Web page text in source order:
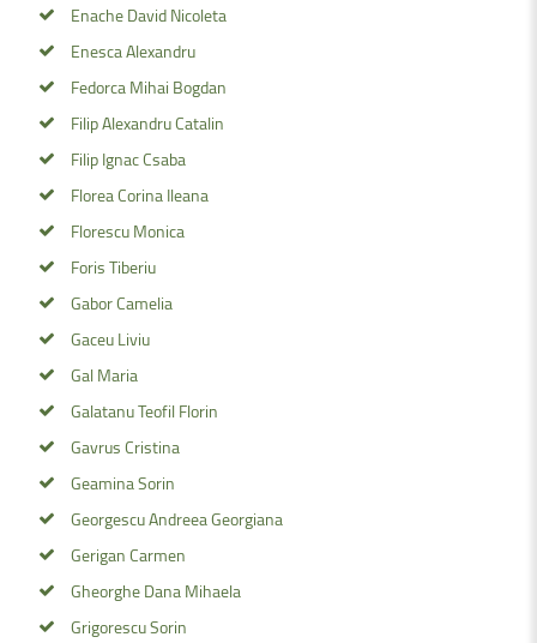
Enache David Nicoleta
Enesca Alexandru
Fedorca Mihai Bogdan
Filip Alexandru Catalin
Filip Ignac Csaba
Florea Corina Ileana
Florescu Monica
Foris Tiberiu
Gabor Camelia
Gaceu Liviu
Gal Maria
Galatanu Teofil Florin
Gavrus Cristina
Geamina Sorin
Georgescu Andreea Georgiana
Gerigan Carmen
Gheorghe Dana Mihaela
Grigorescu Sorin